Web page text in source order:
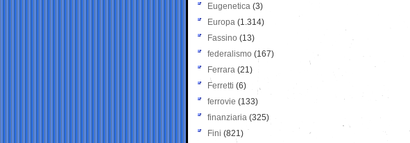
Eugenetica (3)
Europa (1.314)
Fassino (13)
federalismo (167)
Ferrara (21)
Ferretti (6)
ferrovie (133)
finanziaria (325)
Fini (821)